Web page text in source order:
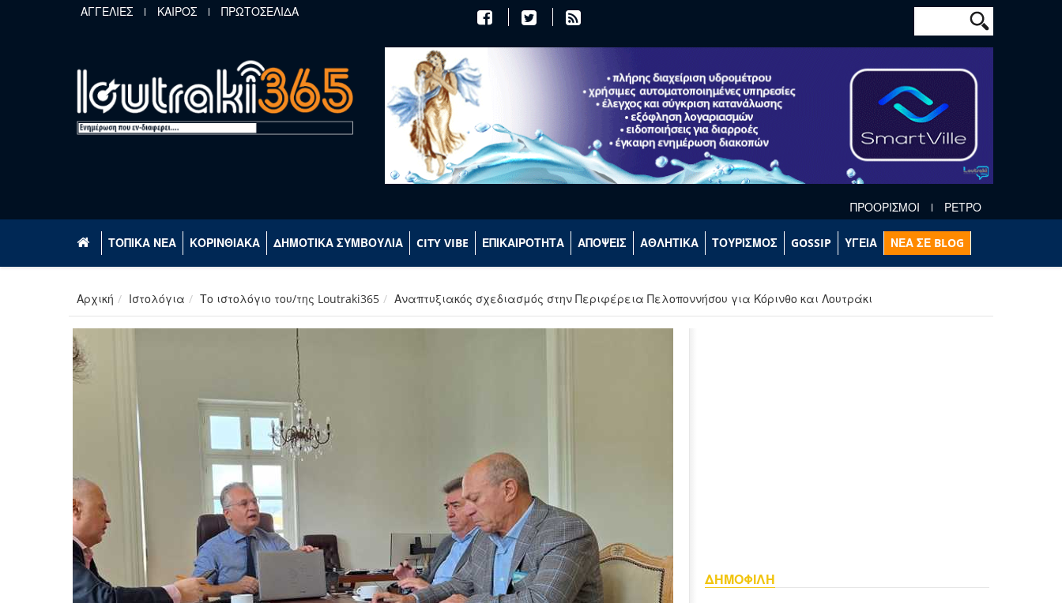
Παράκαμψη προς το κυρίως περιεχόμενο
ΑΓΓΕΛΙΕΣ ΚΑΙΡΟΣ ΠΡΩΤΟΣΕΛΙΔΑ Φόρμα
Αναζήτηση
ΠΡΟΟΡΙΣΜΟΙ ΡΕΤΡΟ
ΤΟΠΙΚΑ ΝΕΑ ΚΟΡΙΝΘΙΑΚΑ ΔΗΜΟΤΙΚΑ ΣΥΜΒΟΥΛΙΑ CITY VIBE ΕΠΙΚΑΙΡΟΤΗΤΑ ΑΠΟΨΕΙΣ ΑΘΛΗΤΙΚΑ ΤΟΥΡΙΣΜΟΣ GOSSIP ΥΓΕΙΑ ΝΕΑ ΣΕ BLOG
Αρχική Ιστολόγια Το ιστολόγιο του/της Loutraki365 Αναπτυξιακός σχεδιασμός στην Περιφέρεια Πελοποννήσου για Κόρινθο και Λουτράκι
ΔΗΜΟΦΙΛΗ